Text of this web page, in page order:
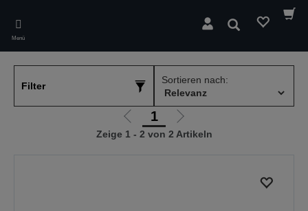
main
content
Menü
Suchen
Filter
Sortieren nach:
Zur
vorherigen
1
Zur
nächsten
Zeige 1 - 2 von 2 Artikeln